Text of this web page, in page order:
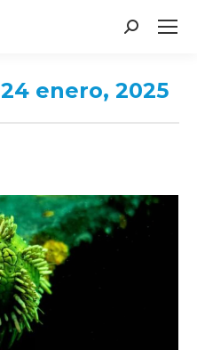
Search:
24 enero, 2025